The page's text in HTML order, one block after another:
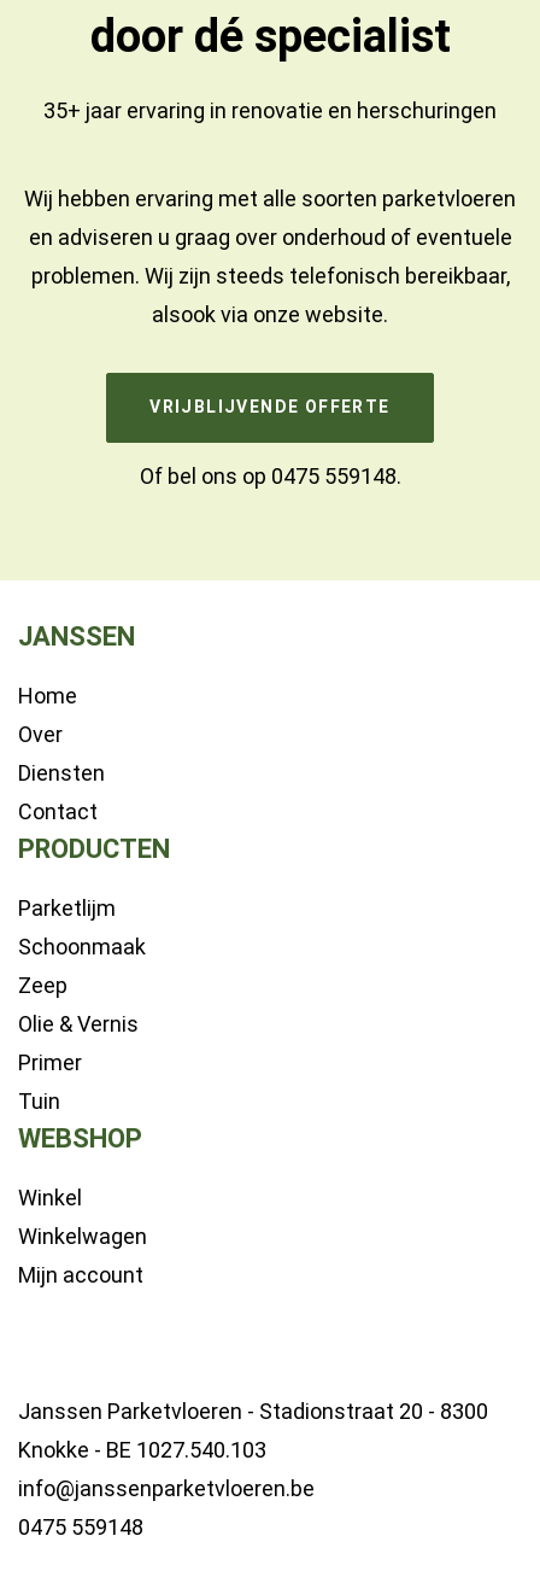
door dé specialist
35+ jaar ervaring in renovatie en herschuringen
Wij hebben ervaring met alle soorten parketvloeren
en adviseren u graag over onderhoud of eventuele
problemen. Wij zijn steeds telefonisch bereikbaar,
alsook via onze website.
VRIJBLIJVENDE OFFERTE
Of bel ons op 0475 559148.
JANSSEN
Home
Over
Diensten
Contact
PRODUCTEN
Parketlijm
Schoonmaak
Zeep
Olie & Vernis
Primer
Tuin
WEBSHOP
Winkel
Winkelwagen
Mijn account
Janssen Parketvloeren - Stadionstraat 20 - 8300
Knokke - BE 1027.540.103
info@janssenparketvloeren.be
0475 559148